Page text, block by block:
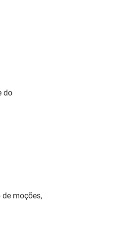
do
moções,